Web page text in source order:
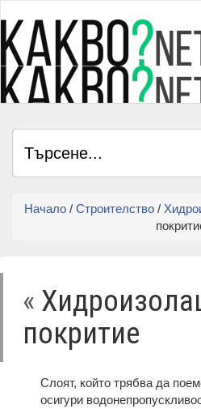
Начало / Строителство /
«
покритие
Слоят, който трябва да
осигури